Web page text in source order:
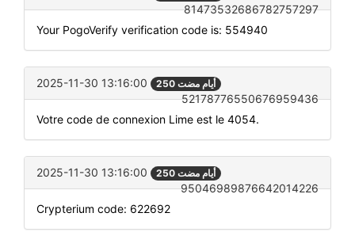
81473532686782757297
Your PogoVerify verification code is: 554940
2025-11-30 13:16:00 250 أيام مضت
52178776550676959436
Votre code de connexion Lime est le 4054.
2025-11-30 13:16:00 250 أيام مضت
95046989876642014226
Crypterium code: 622692